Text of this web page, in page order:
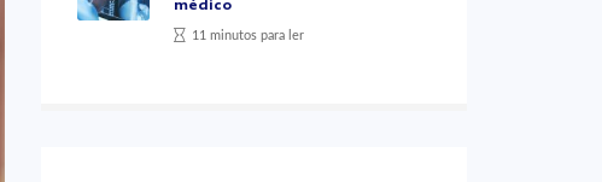
médico
11 minutos para ler